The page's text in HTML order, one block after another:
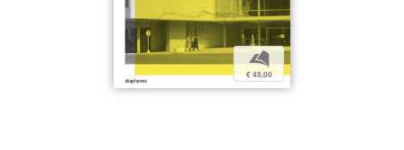
b
€ 45,00